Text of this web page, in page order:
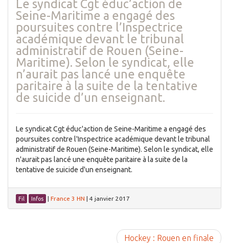
Le syndicat Cgt éduc’action de
Seine-Maritime a engagé des
poursuites contre l’Inspectrice
académique devant le tribunal
administratif de Rouen (Seine-
Maritime). Selon le syndicat, elle
n’aurait pas lancé une enquête
paritaire à la suite de la tentative
de suicide d’un enseignant.
Le syndicat Cgt éduc'action de Seine-Maritime a engagé des
poursuites contre l'Inspectrice académique devant le tribunal
administratif de Rouen (Seine-Maritime). Selon le syndicat, elle
n'aurait pas lancé une enquête paritaire à la suite de la
tentative de suicide d'un enseignant.
Fil Infos | France 3 HN | 4 janvier 2017
Hockey : Rouen en finale